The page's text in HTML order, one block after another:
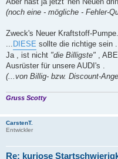
(noch eine - mögliche - Fehler-
Zweck's Neuer Kraftstoff-
DIESE sollte die richtige sein .
Ja , ist nicht "die Billigste" ,
Ausrüster für unsere AUDI's .
(...von Billig- bzw. Discount-
Gruss Scotty
CarstenT.
Entwickler
Re: kuriose